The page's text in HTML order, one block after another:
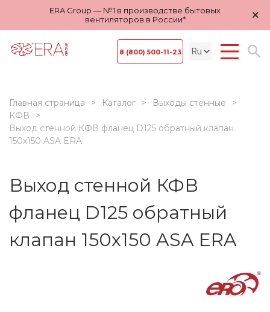
ERA Group — №1 в производстве бытовых
вентиляторов в России*
×
8 (800) 500-11-23
Главная страница Каталог
Выходы стенные
КФВ
Выход стенной КФВ фланец D125 обратный клапан
150х150 ASA ERA
Выход стенной КФВ
фланец D125 обратный
клапан 150х150 ASA ERA